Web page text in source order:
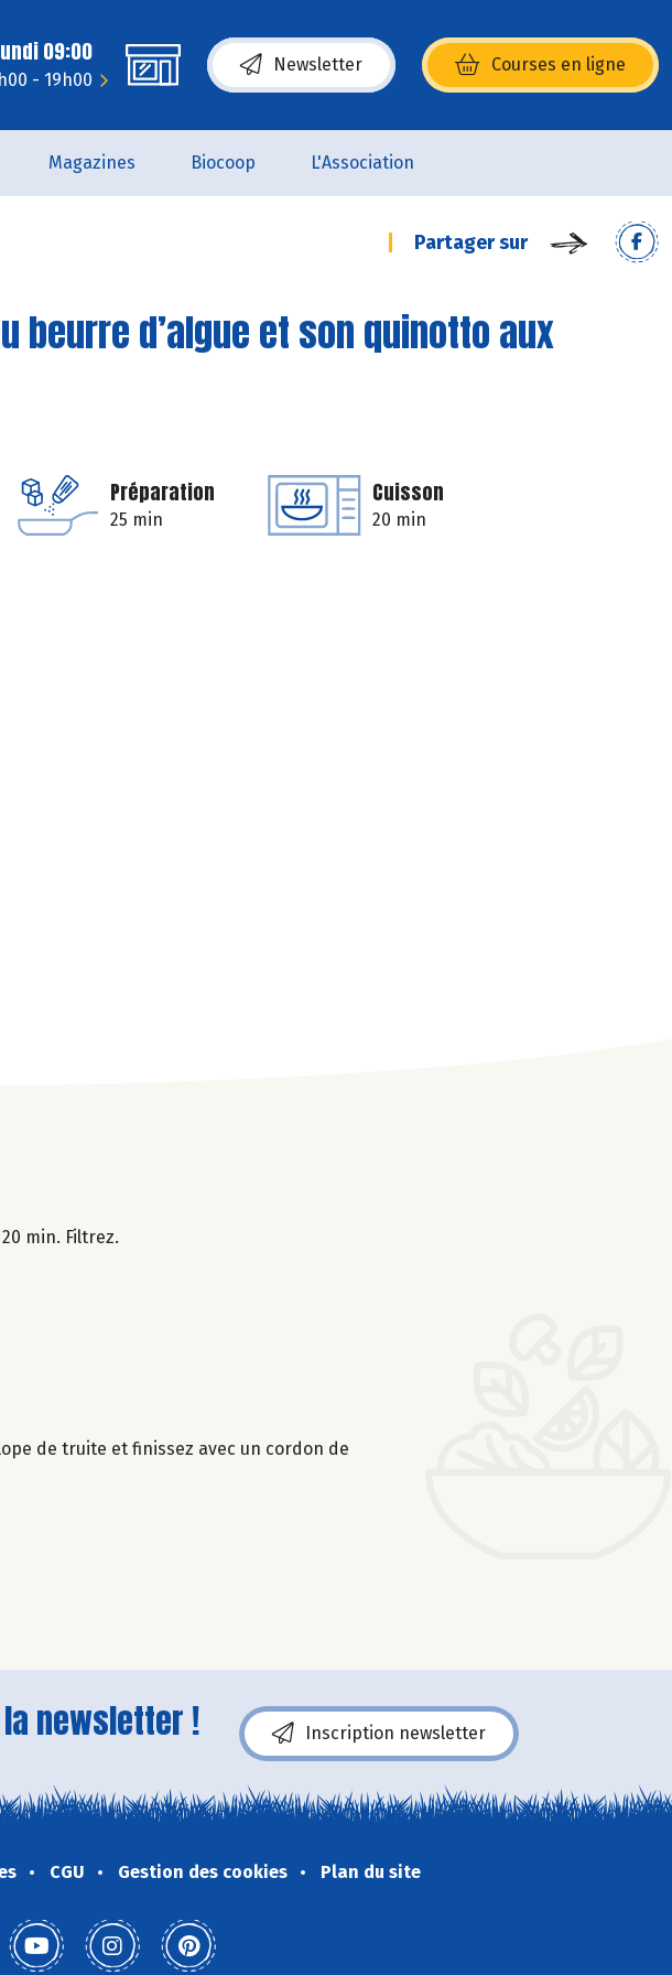
09:00
- 19h00
Newsletter Courses en ligne
(s’ouvre dans une nouvelle fenêtre)
Magazines Biocoop L'Association
Partager sur
beurre d’algue et son quinotto aux
Préparation
25 min
Cuisson
20 min
min. Filtrez.
de truite et finissez avec un cordon de
newsletter ! Inscription newsletter
CGU Gestion des cookies Plan du site